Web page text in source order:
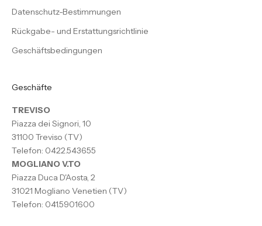
Datenschutz-Bestimmungen
Rückgabe- und Erstattungsrichtlinie
Geschäftsbedingungen
Geschäfte
TREVISO
Piazza dei Signori, 10
31100 Treviso (TV)
Telefon: 0422.543655
MOGLIANO V.TO
Piazza Duca D'Aosta, 2
31021 Mogliano Venetien (TV)
Telefon: 041.5901600